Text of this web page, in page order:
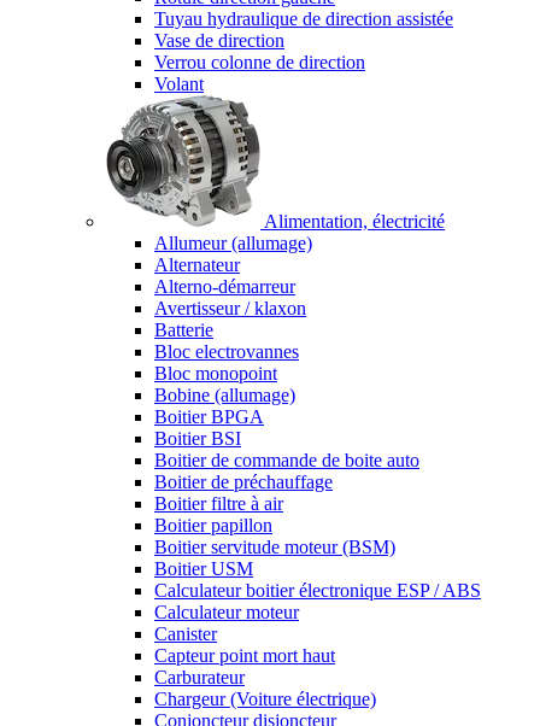
Tuyau hydraulique de direction assistée
Vase de direction
Verrou colonne de direction
Volant
Alimentation, électricité
Allumeur (allumage)
Alternateur
Alterno-démarreur
Avertisseur / klaxon
Batterie
Bloc electrovannes
Bloc monopoint
Bobine (allumage)
Boitier BPGA
Boitier BSI
Boitier de commande de boite auto
Boitier de préchauffage
Boitier filtre à air
Boitier papillon
Boitier servitude moteur (BSM)
Boitier USM
Calculateur boitier électronique ESP / ABS
Calculateur moteur
Canister
Capteur point mort haut
Carburateur
Chargeur (Voiture électrique)
Conjoncteur disjoncteur